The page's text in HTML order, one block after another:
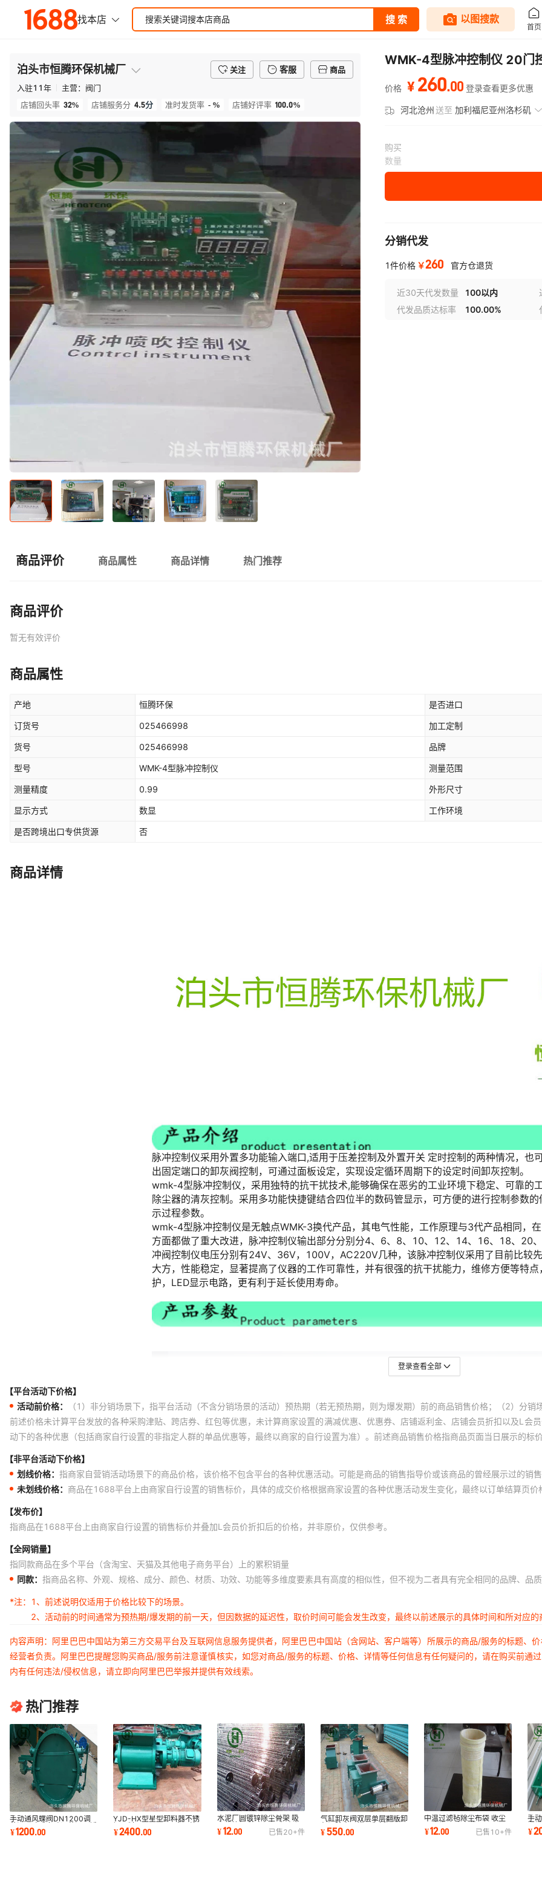
泊头市恒腾环保机械厂 关注 客服
商品
入驻11年 主营： 阀门
店铺回头率 32% 店铺服务分 4.5分 准时发货率 - % 店铺好评率 100.0%
WMK-4型脉冲控制仪 20门
价格 ¥ 260.00 登录查看更多优惠
河北沧州送至 加利福尼亚州洛杉矶
购买
数量
分销代发
1件价格 ￥260 官方仓退货
近30天代发数量 100以内
代发品质达标率
100.00%
商品评价 商品属性 商品详情 热门推荐
商品评价
暂无有效评价
商品属性
产地 恒腾环保 是否进口
订货号 025466998 加工定制
货号 025466998 品牌
型号 WMK-4型脉冲控制仪 测量范围
测量精度 0.99 外形尺寸
显示方式 数显 工作环境
是否跨境出口专供货源 否
商品详情
登录查看全部
【平台活动下价格】
活动前价格：
（1）非分销场景下，指平台活动（不含分销场景的活动）预热期（若无预热期，则为爆发期）前的商品销售价格；（2）分
前述价格未计算平台发放的各种采购津贴、跨店券、红包等优惠，未计算商家设置的满减优惠、优惠券、店铺返利金、店铺会员折扣以及L会
动下的各种优惠（包括商家自行设置的非指定人群的单品优惠等，最终以商家的自行设置为准）。前述商品销售价格指商品页面当日展示的
【非平台活动下价格】
划线价格： 指商家自营销活动场景下的商品价格，该价格不包含平台的各种优惠活动。可能是商品的销售指导价或该商品的曾经展示过的销
未划线价格： 商品在1688平台上由商家自行设置的销售标价，具体的成交价格根据商家设置的各种优惠活动发生变化，最终以订单结算页价
【发布价】
指商品在1688平台上由商家自行设置的销售标价并叠加L会员价折扣后的价格，并非原价，仅供参考。
【全网销量】
指同款商品在多个平台（含淘宝、天猫及其他电子商务平台）上的累积销量
同款： 指商品名称、外观、规格、成分、颜色、材质、功效、功能等多维度要素具有高度的相似性，但不视为二者具有完全相同的品牌、品
*注：
1、前述说明仅适用于价格比较下的场景。
2、活动前的时间通常为预热期/爆发期的前一天，但因数据的延迟性，取价时间可能会发生改变，最终以前述展示的具体时间和所对应的
内容声明：阿里巴巴中国站为第三方交易平台及互联网信息服务提供者，阿里巴巴中国站（含网站、客户端等）所展示的商品/服务的标题、
经营者负责。阿里巴巴提醒您购买商品/服务前注意谨慎核实，如您对商品/服务的标题、价格、详情等任何信息有任何疑问的，请在购买前通
内有任何违法/侵权信息，请立即向阿里巴巴举报并提供有效线索。
热门推荐
手动通风蝶阀DN1200调
节阀百叶式多叶调节阀不锈
钢调风阀冷风阀
¥1200.00
YJD-HX型星型卸料器不锈
钢下料器500*500方口给
料机圆口卸灰阀厂
¥2400.00
水泥厂圆镀锌除尘骨架 吸
尘袋笼架 除尘框架 积尘龙
骨除尘附件
¥12.00 已售20+件
气缸卸灰阀双层单层翻版卸
灰阀除尘器锁风翻板阀
200*200棒条三通
¥550.00
中温过滤毡除尘布袋 收尘
器滤袋 吸尘布袋
130*3500除尘袋
¥12.00 已售 10+件
手
门
阀
¥